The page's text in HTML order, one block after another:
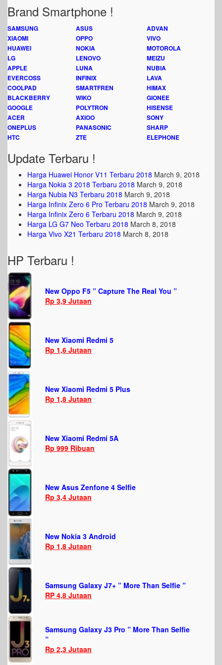
Brand Smartphone !
SAMSUNG ASUS
ADVAN
XIAOMI
OPPO
VIVO
HUAWEI
NOKIA
MOTOROLA
LG
LENOVO
MEIZU
APPLE
LUNA
NUBIA
EVERCOSS
INFINIX
LAVA
COOLPAD
SMARTFREN
HIMAX
BLACKBERRY
WIKO
GIONEE
GOOGLE
POLYTRON
HISENSE
ACER
AXIOO
SONY
ONEPLUS
PANASONIC
SHARP
HTC
ZTE ELEPHONE
Update Terbaru !
Harga Huawei Honor V11 Terbaru 2018 March 9, 2018
Harga Nokia 3 2018 Terbaru 2018 March 9, 2018
Harga Nubia N3 Terbaru 2018 March 9, 2018
Harga Infinix Zero 6 Pro Terbaru 2018 March 9, 2018
Harga Infinix Zero 6 Terbaru 2018 March 9, 2018
Harga LG G7 Neo Terbaru 2018 March 8, 2018
Harga Vivo X21 Terbaru 2018 March 8, 2018
HP Terbaru !
New Oppo F5 ” Capture The Real You ”
Rp 3,9 Jutaan
New Xiaomi Redmi 5
Rp 1,6 Jutaan
New Xiaomi Redmi 5 Plus
Rp 1,8 Jutaan
New Xiaomi Redmi 5A
Rp 999 Ribuan
New Asus Zenfone 4 Selfie
Rp 3,4 Jutaan
New Nokia 3 Android
Rp 1,8 Jutaan
Samsung Galaxy J7+ ” More Than Selfie ”
RP 4,8 Jutaan
Samsung Galaxy J3 Pro ” More Than Selfie
”
Rp 2,3 Jutaan